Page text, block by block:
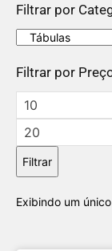
Filtrar por
Filtrar por
Filtrar
Exibindo um